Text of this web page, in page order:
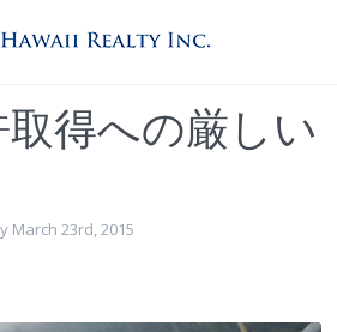
得への厳しい
March 23rd, 2015